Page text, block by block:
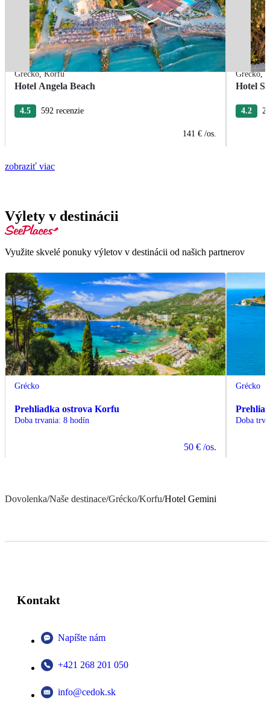
Grécko,Korfu
Hotel Angela Beach
4.5 592 recenzie
141 € /os.
Grécko,
Hotel
4.2
zobraziť viac
Výlety v destinácii
Využite skvelé ponuky výletov v destinácii od našich partnerov
Grécko
Prehliadka ostrova Korfu
Doba trvania: 8 hodín
50 € /os.
Grécko
Doba
Dovolenka/Naše destinace/Grécko/Korfu/Hotel Gemini
Kontakt
Napíšte nám
+421 268 201 050
info@cedok.sk